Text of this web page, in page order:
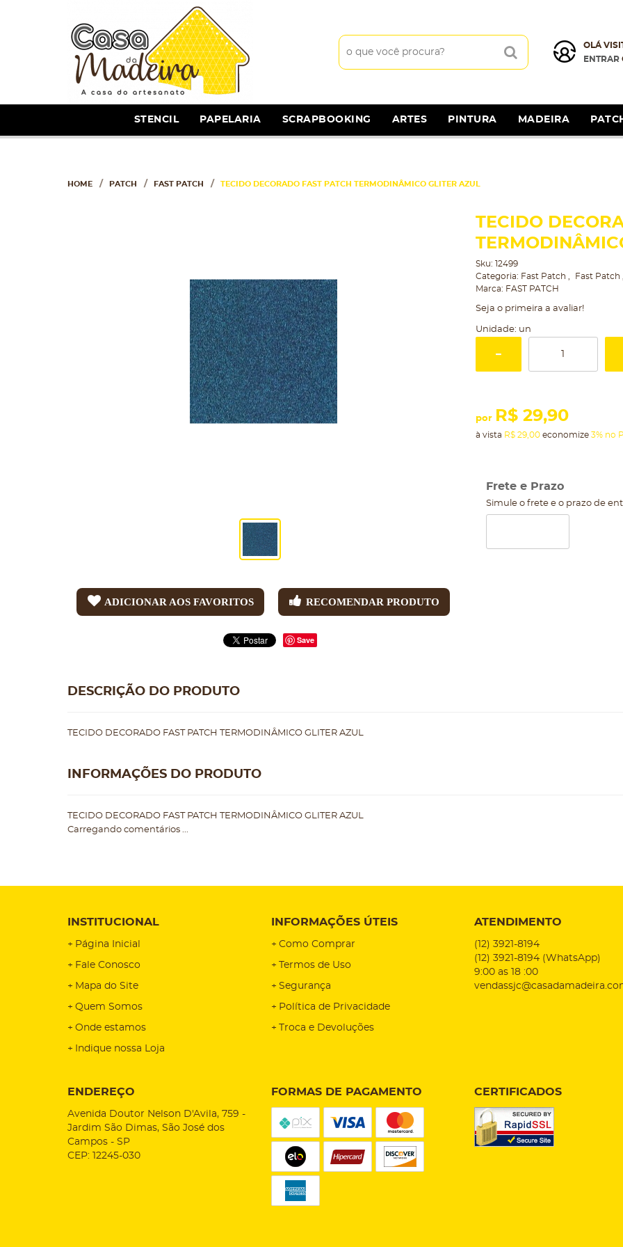
OLÁ
ENTRAR
STENCIL PAPELARIA SCRAPBOOKING ARTES PINTURA MADEIRA
HOME PATCH FAST PATCH TECIDO DECORADO FAST PATCH TERMODINÂMICO GLITER AZUL
ADICIONAR AOS FAVORITOS RECOMENDAR PRODUTO
Save
TECIDO
Sku: 12499
Categoria: Fast Patch Fast Patch
Marca: FAST PATCH
Seja o primeira a avaliar!
Unidade: un
por R$ 29,90
à vista R$ 29,00economize 3% no
Frete e Prazo
Simule o frete e o prazo de
DESCRIÇÃO DO PRODUTO
TECIDO DECORADO FAST PATCH TERMODINÂMICO GLITER AZUL
INFORMAÇÕES DO PRODUTO
TECIDO DECORADO FAST PATCH TERMODINÂMICO GLITER AZUL
Carregando comentários ...
INSTITUCIONAL
Página Inicial
Fale Conosco
Mapa do Site
Quem Somos
Onde estamos
Indique nossa Loja
INFORMAÇÕES ÚTEIS
Como Comprar
Termos de Uso
Segurança
Política de Privacidade
Troca e Devoluções
ATENDIMENTO
(12) 3921-8194
(12) 3921-8194 (WhatsApp)
9:00 as 18 :00
ENDEREÇO
Avenida Doutor Nelson D'Avila, 759 -
Jardim São Dimas, São José dos
Campos - SP
CEP: 12245-030
FORMAS DE PAGAMENTO CERTIFICADOS